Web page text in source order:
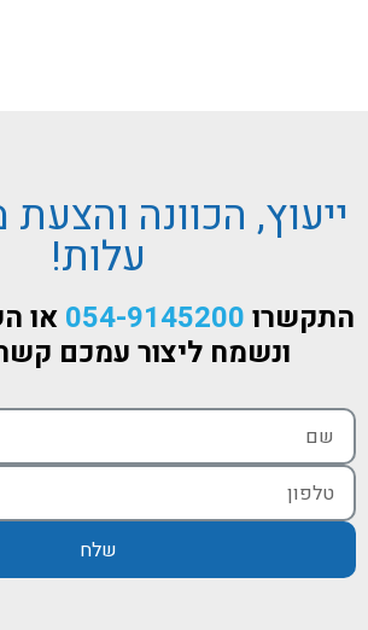
ייעוץ, הכוונה
עלות!
התקשרו 054-9145200 או
ונשמח ליצור עמכם קשר
שלח